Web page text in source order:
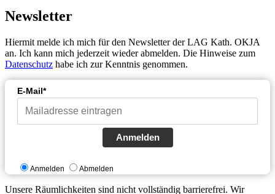
Newsletter
Hiermit melde ich mich für den Newsletter der LAG Kath. OKJA
an. Ich kann mich jederzeit wieder abmelden. Die Hinweise zum
Datenschutz habe ich zur Kenntnis genommen.
E-Mail*
Anmelden
Anmelden Abmelden
Unsere Räumlichkeiten sind nicht vollständig barrierefrei. Wir